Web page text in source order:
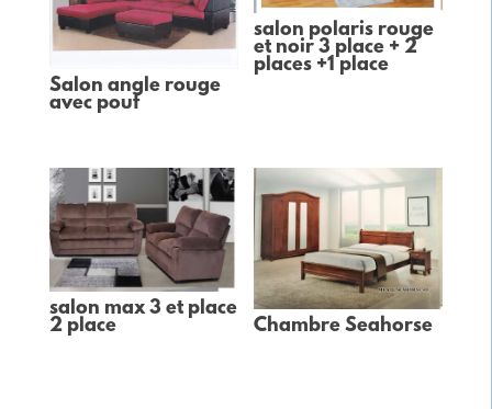
Salon angle rouge
avec pouf
salon polaris rouge
et noir 3 place + 2
places +1 place
salon max 3 et place
2 place
Chambre Seahorse